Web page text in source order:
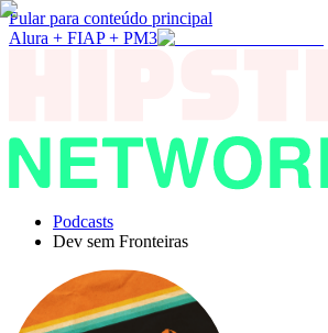
Pular para conteúdo principal
Alura + FIAP + PM3
Podcasts
Dev sem Fronteiras